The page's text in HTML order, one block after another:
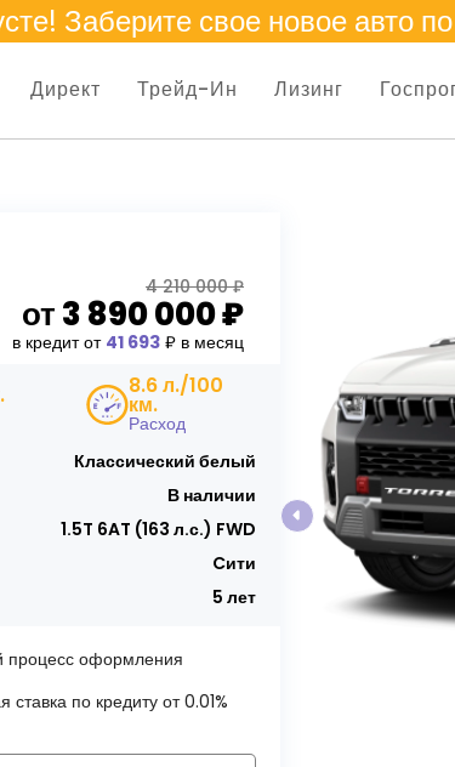
! Заберите свое новое авто
Директ Трейд-Ин Лизинг
4 210 000 ₽
от3 890 000₽
в кредит от 41 693 ₽ в месяц
8.6 л./100
км.
Расход
Классический белый
В наличии
1.5T 6AT (163 л.с.) FWD
Cити
5 лет
процесс оформления
ставка по кредиту от 0.01%